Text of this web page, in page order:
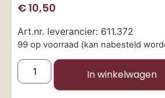
€10,50
Art.nr. leverancier: 611.372
99 op voorraad (kan nabesteld
In winkelwagen